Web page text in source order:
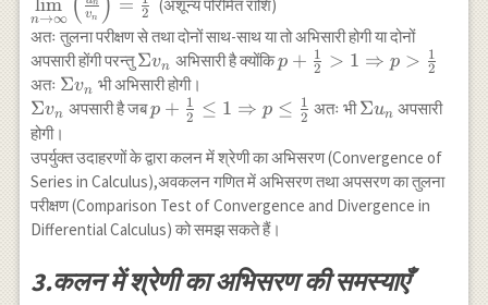
{n}\right)^{\frac{1}
{2}}+1\right]}
\rightarrow \infty}
{\lim} \frac{\frac{1}
{n^{p+\frac{1}{2}
}\left[\left(1+\frac{1}
{n}\right)^{\frac{1}
{2}}+1\right]}}
{\frac{1}
{n^{p+\frac{1}{2}}}}
\\ =\underset{n
\rightarrow \infty}
{\lim} \frac{1}{\left[
{n}\right)^{\frac{1}
n→∞
lim vn
n = 2
(अशून्य परिमित राशि)
अतः तुलना परीक्षण से तथा दोनों साथ-साथ या तो अभिसारी होगी या दोनों
अपसारी होंगी परन्तु\Sigma
v_n
Σvn अभिसारी है क्योंकिp+\frac{1}
\Rightarrow
p>\frac{1}
{2}
p + 2
1 > 1 ⇒ p > 2
1
अतः \Sigma
v_n
Σvn भी अभिसारी होगी।
\Sigma
v_n
Σvn अपसारी है जबp+\frac{1}
\Rightarrow
p \leq
\frac{1}{2}
p + 2
1 ≤ 1 ⇒ p ≤ 2
1 अतः भी\Sigma
Σun अपसारी
होगी।
उपर्युक्त उदाहरणों के द्वारा कलन में श्रेणी का अभिसरण (Convergence of
Series in Calculus),अवकलन गणित में अभिसरण तथा अपसरण का तुलना
परीक्षण (Comparison Test of Convergence and Divergence in
Differential Calculus) को समझ सकते हैं।
3.कलन में श्रेणी का अभिसरण की समस्याएँ